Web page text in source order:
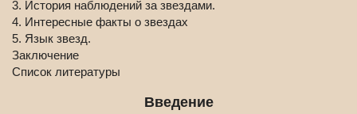
3. История наблюдений за звездами.
4. Интересные факты о звездах
5. Язык звезд.
Заключение
Список литературы
Введение